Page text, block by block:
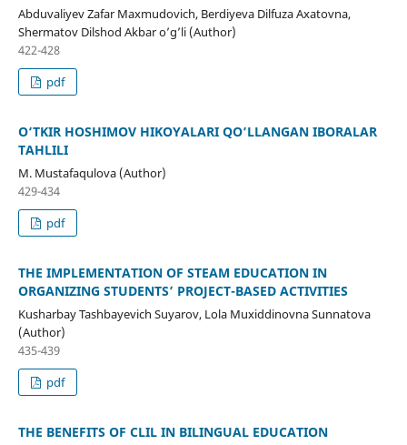
Abduvaliyev Zafar Maxmudovich, Berdiyeva Dilfuza Axatovna,
Shermatov Dilshod Akbar o’g’li (Author)
422-428
pdf
O‘TKIR HOSHIMOV HIKOYALARI QO‘LLANGAN IBORALAR
TAHLILI
M. Mustafaqulova (Author)
429-434
pdf
THE IMPLEMENTATION OF STEAM EDUCATION IN
ORGANIZING STUDENTS’ PROJECT-BASED ACTIVITIES
Kusharbay Tashbayevich Suyarov, Lola Muxiddinovna Sunnatova
(Author)
435-439
pdf
THE BENEFITS OF CLIL IN BILINGUAL EDUCATION